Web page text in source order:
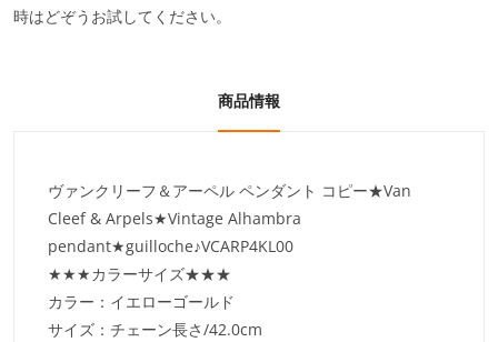
時はどぞうお試してください。
商品情報
ヴァンクリーフ＆アーペル ペンダント コピー★Van
Cleef & Arpels★Vintage Alhambra
pendant★guilloche♪VCARP4KL00
★★★カラーサイズ★★★
カラー：イエローゴールド
サイズ：チェーン長さ/42.0cm